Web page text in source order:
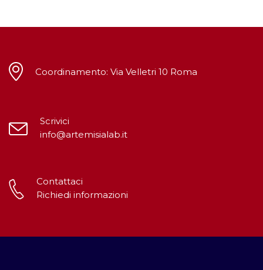
Coordinamento: Via Velletri 10 Roma
Scrivici
info@artemisialab.it
Contattaci
Richiedi informazioni